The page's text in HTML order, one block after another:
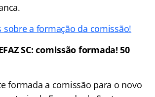
sobre a formação da comissão!
SC: comissão formada! 50
formada a comissão para o novo